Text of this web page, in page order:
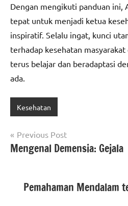
Dengan mengikuti panduan ini,
tepat untuk menjadi ketua
inspiratif. Selalu ingat, kunci
terhadap kesehatan
terus belajar dan beradaptasi
ada.
Kesehatan
Post
navigation
Previous Post
Mengenal Demensia: Gejala
Pemahaman Mendalam